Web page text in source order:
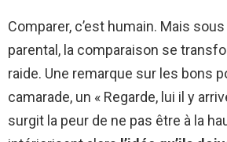
Comparer, c’est humain. Mais
parental, la comparaison se
raide. Une remarque sur les bons
camarade, un « Regarde, lui il y
surgit la peur de ne pas être à la